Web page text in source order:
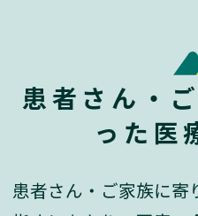
患者さん・
った医
患者さん・ご家族に寄